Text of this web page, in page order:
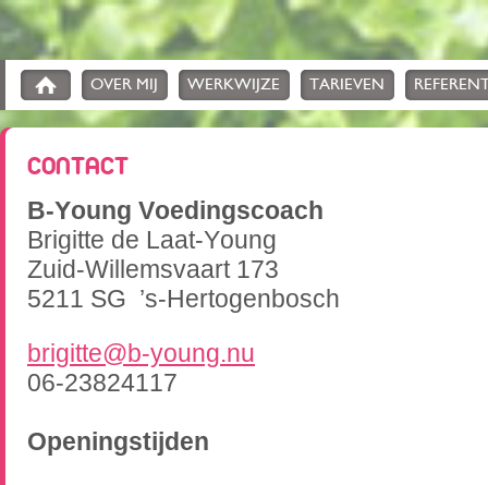
OVER MIJ WERKWIJZE TARIEVEN
CONTACT
B-Young Voedingscoach
Brigitte de Laat-Young
Zuid-Willemsvaart 173
5211 SG ’s-Hertogenbosch
brigitte@b-young.nu
06-23824117
Openingstijden